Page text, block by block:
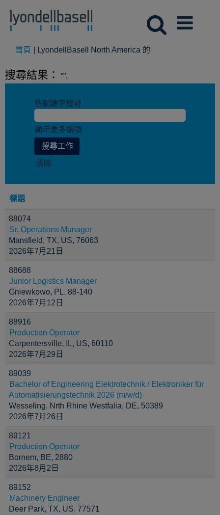
首頁 LyondellBasell North America 的
面)
搜尋結果： "".
依關鍵字搜尋
顯示更多選項
清除
標題
88074
Sr. Operations Manager
Mansfield, TX, US, 76063
2026年7月21日
88688
Junior Logistics Manager
Gniewkowo, PL, 88-140
2026年7月12日
88916
Production Operator
Carpentersville, IL, US, 60110
2026年7月29日
89039
Bachelor of Engineering Elektrotechnik / Elektroniker für
Automatisierungstechnik 2026 (m/w/d)
Wesseling, Nrth Rhine Westfalia, DE, 50389
2026年7月26日
89121
Production Operator
Bornem, BE, 2880
2026年8月2日
89152
Machinery Engineer
Deer Park, TX, US, 77571